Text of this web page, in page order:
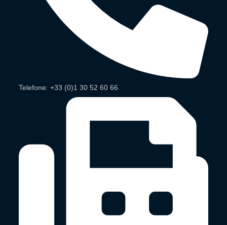
Telefone: +33 (0)1 30 52 60 66